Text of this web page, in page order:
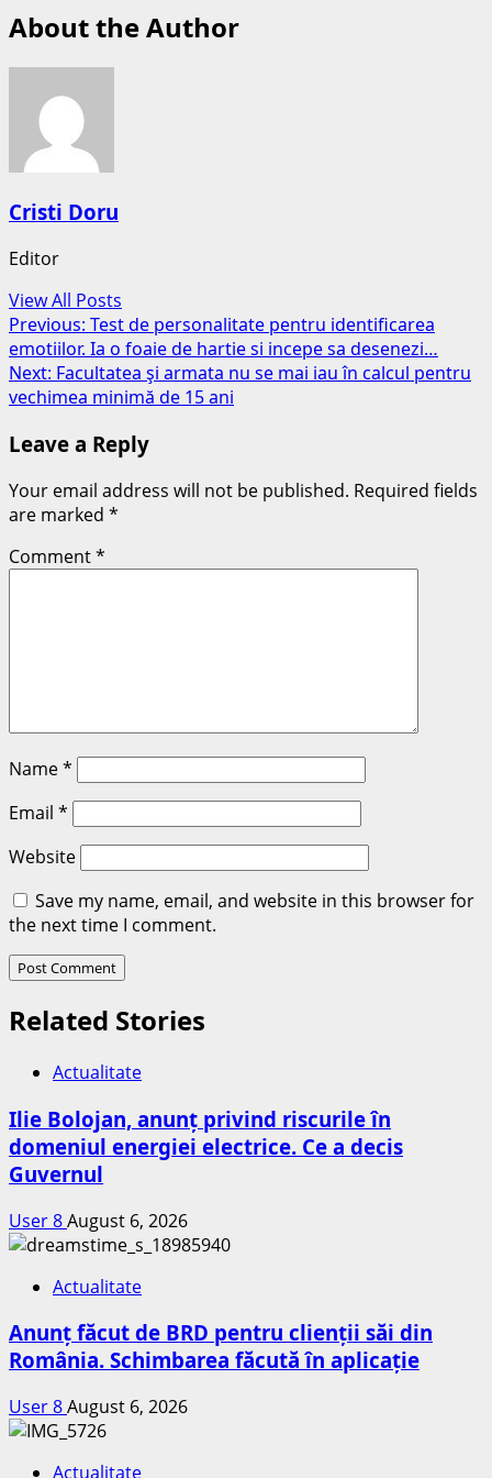
About the Author
Cristi Doru
Editor
View All Posts
Post
navigation
Previous: Test de personalitate pentru identificarea
emotiilor. Ia o foaie de hartie si incepe sa desenezi…
Next: Facultatea şi armata nu se mai iau în calcul pentru
vechimea minimă de 15 ani
Leave a Reply
Your email address will not be published. Required fields
are marked *
Comment*
Name*
Email *
Website
Save my name, email, and website in this browser for
the next time I comment.
Related Stories
Actualitate
Ilie Bolojan, anunț privind riscurile în
domeniul energiei electrice. Ce a decis
Guvernul
User 8August 6, 2026
Actualitate
Anunț făcut de BRD pentru clienții săi din
România. Schimbarea făcută în aplicație
User 8August 6, 2026
Actualitate